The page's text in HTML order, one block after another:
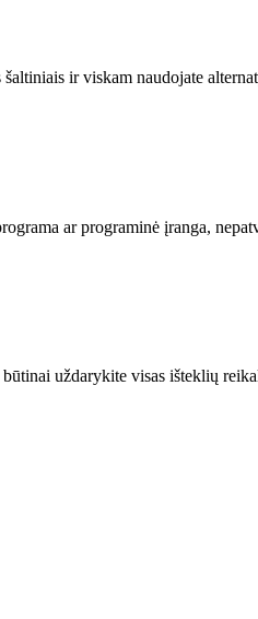
ir viskam naudojate
ar programinė įranga,
uždarykite visas išteklių